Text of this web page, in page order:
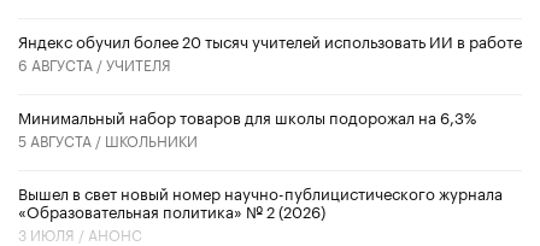
​Яндекс обучил более 20 тысяч учителей использовать ИИ в работе
6 АВГУСТА /УЧИТЕЛЯ
Минимальный набор товаров для школы подорожал на 6,3%
5 АВГУСТА / ШКОЛЬНИКИ
Вышел в свет новый номер научно-публицистического журнала
«Образовательная политика» № 2 (2026)
3 ИЮЛЯ / АНОНС